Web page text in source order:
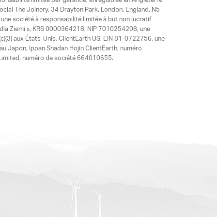
The Joinery, 34 Drayton Park. London, England, N5
société à responsabilité limitée à but non lucratif
Ziemi », KRS 0000364218, NIP 7010254208, une
aux États-Unis, ClientEarth US, EIN 81-0722756, une
Japon, Ippan Shadan Hojin ClientEarth, numéro
numéro de société 664010655.